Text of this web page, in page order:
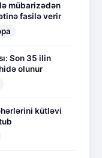
mübarizədən
fasilə verir
Son 35 ilin
olunur
kütləvi